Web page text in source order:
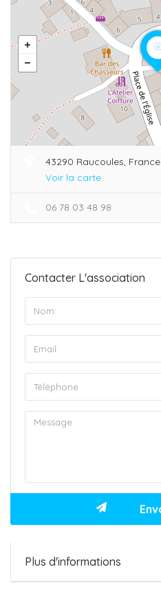
43290 Raucoules, France
Voir la carte
06 78 03 48 98
Contacter L'association
Plus d'informations